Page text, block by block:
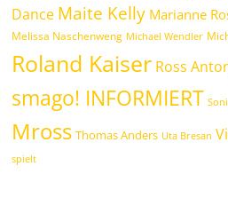
Dance Maite Kelly Marianne
Melissa Naschenweng Michael Wendler
Roland Kaiser Ross
smago! INFORMIERT
Mross Thomas Anders Uta Bresan
spielt